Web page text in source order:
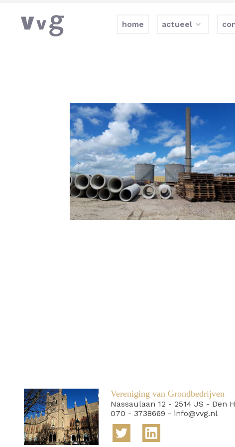
home actueel
Vereniging van Grondbedrijven
Nassaulaan 12 - 2514 JS - Den
070 - 3738669 - info@vvg.nl